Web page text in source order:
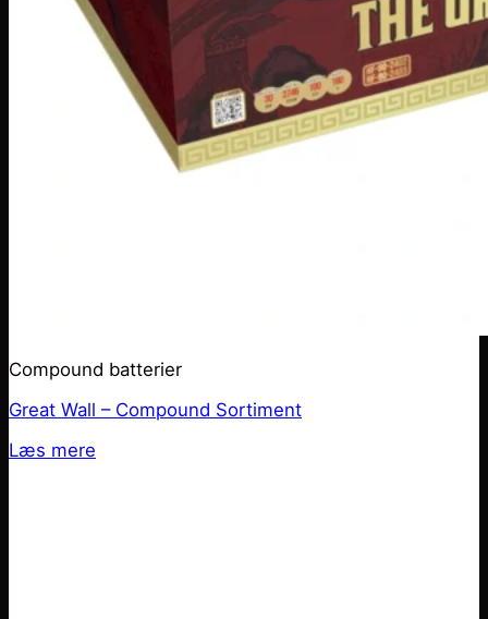
Compound batterier
Great Wall – Compound Sortiment
Læs mere